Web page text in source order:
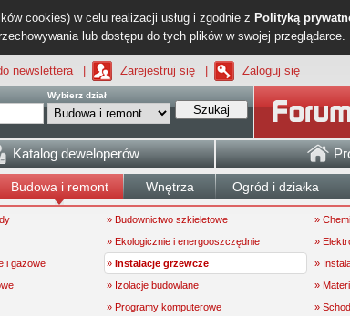
cookies) w celu realizacji usług i zgodnie z Polityką
lub dostępu do tych plików w swojej przeglądarce.
newslettera Zarejestruj się Zaloguj się
Wybierz dział
Szukaj
Katalog deweloperów
Budowa i remont Wnętrza Ogród i działka
» Budownictwo szkieletowe
»
» Ekologicznie i energooszczędnie
»
i gazowe » Instalacje grzewcze
»
» Izolacje budowlane
»
» Programy komputerowe
»